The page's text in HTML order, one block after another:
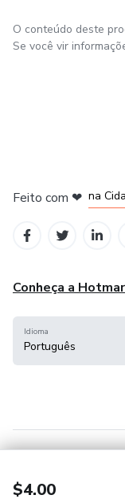
$4.00
O conteúdo deste
Se você vir
Feito com ❤ na
Conheça a
Idioma
Português